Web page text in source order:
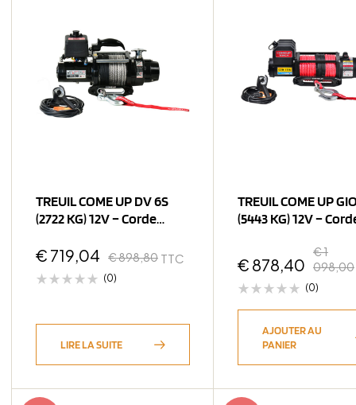
TREUIL COME UP DV 6S
(2722 KG) 12V – Corde
€898,80
€ 719,04 TTC
(0)
LIRE LA SUITE
TREUIL COME UP
(5443 KG) 12V –
€1
098,00
€ 878,40
(0)
AJOUTER AU
PANIER